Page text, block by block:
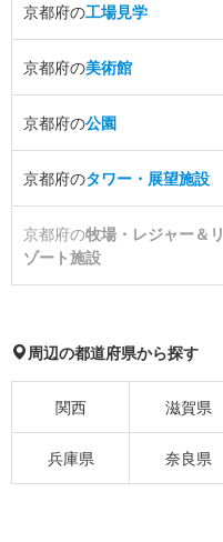
京都府の工場見学
京都府の美術館
京都府の公園
京都府のタワー・展望施設
京都府の牧場・レジャー＆リ
ゾート施設
周辺の都道府県から探す
関西 滋賀県
兵庫県 奈良県